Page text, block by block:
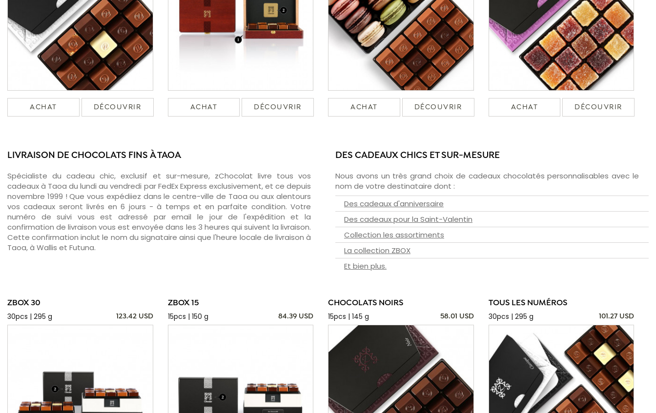
ACHAT DÉCOUVRIR ACHAT DÉCOUVRIR ACHAT DÉCOUVRIR ACHAT DÉCOUVRIR
LIVRAISON DE CHOCOLATS FINS À TAOA
Spécialiste du cadeau chic, exclusif et sur-mesure, zChocolat livre tous vos
cadeaux à Taoa du lundi au vendredi par FedEx Express exclusivement, et ce depuis
novembre 1999 ! Que vous expédiiez dans le centre-ville de Taoa ou aux alentours
vos cadeaux seront livrés en 6 jours - à temps et en parfaite condition. Votre
numéro de suivi vous est adressé par email le jour de l'expédition et la
confirmation de livraison vous est envoyée dans les 3 heures qui suivent la livraison.
Cette confirmation inclut le nom du signataire ainsi que l'heure locale de livraison à
Taoa, à Wallis et Futuna.
DES CADEAUX CHICS ET SUR-MESURE
Nous avons un très grand choix de cadeaux chocolatés personnalisables avec le
nom de votre destinataire dont :
Des cadeaux d'anniversaire
Des cadeaux pour la Saint-Valentin
Collection les assortiments
La collection ZBOX
Et bien plus.
ZBOX 30
30pcs | 295 g
123.42 USD
ZBOX 15
15pcs | 150 g
84.39 USD
CHOCOLATS NOIRS
15pcs | 145 g
58.01 USD
TOUS LES NUMÉROS
30pcs | 295 g
101.27 USD